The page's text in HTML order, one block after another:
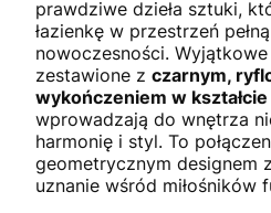
prawdziwe dzieła sztuki,
łazienkę w przestrzeń
nowoczesności. Wyjątkowe
zestawione z czarnym,
wykończeniem w
wprowadzają do wnętrza
harmonię i styl. To
geometrycznym designem
uznanie wśród miłośników